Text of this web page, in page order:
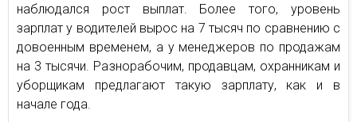
наблюдался рост выплат. Более того, уровень
зарплат у водителей вырос на 7 тысяч по сравнению с
довоенным временем, а у менеджеров по продажам
на 3 тысячи. Разнорабочим, продавцам, охранникам и
уборщикам предлагают такую зарплату, как и в
начале года.